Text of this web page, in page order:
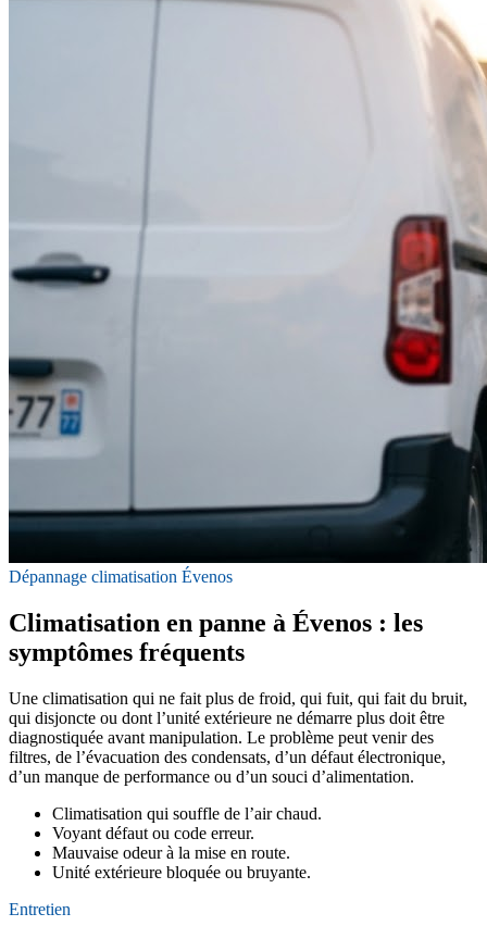
Dépannage climatisation Évenos
Climatisation en panne à Évenos : les
symptômes fréquents
Une climatisation qui ne fait plus de froid, qui fuit, qui fait du bruit,
qui disjoncte ou dont l’unité extérieure ne démarre plus doit être
diagnostiquée avant manipulation. Le problème peut venir des
filtres, de l’évacuation des condensats, d’un défaut électronique,
d’un manque de performance ou d’un souci d’alimentation.
Climatisation qui souffle de l’air chaud.
Voyant défaut ou code erreur.
Mauvaise odeur à la mise en route.
Unité extérieure bloquée ou bruyante.
Entretien